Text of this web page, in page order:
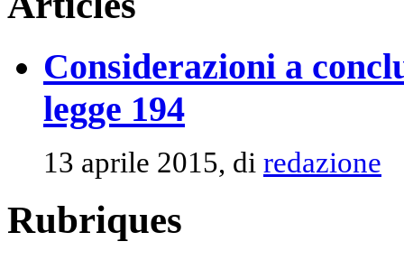
Considerazioni a
legge 194
13 aprile 2015, di redazione
Rubriques